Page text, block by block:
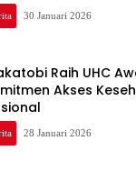
30 Januari 2026
Raih UHC
Akses
28 Januari 2026